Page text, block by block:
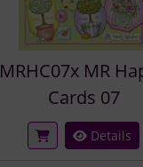
MRHC07x MR
Cards 07
Details